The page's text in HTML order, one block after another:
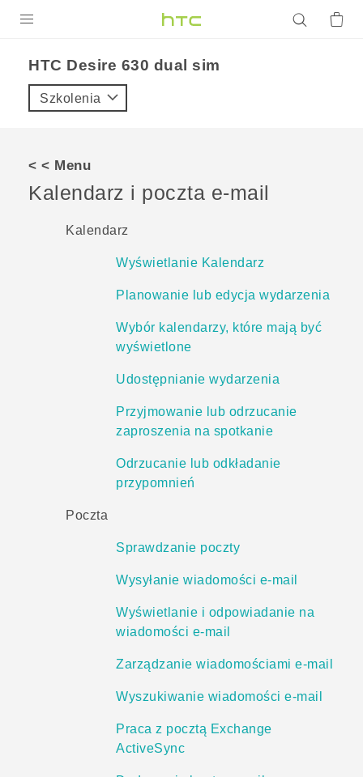
VIVE
POMOC TECHNICZNA
Urządzenia i akcesoria HTC
HTC Desire 630 dual sim‎
Szkolenia
< < Menu
Kalendarz i poczta e-mail
Kalendarz
Wyświetlanie Kalendarz
Planowanie lub edycja wydarzenia
Wybór kalendarzy, które mają być
wyświetlone
Udostępnianie wydarzenia
Przyjmowanie lub odrzucanie
zaproszenia na spotkanie
Odrzucanie lub odkładanie
przypomnień
Poczta
Sprawdzanie poczty
Wysyłanie wiadomości e-mail
Wyświetlanie i odpowiadanie na
wiadomości e-mail
Zarządzanie wiadomościami e-mail
Wyszukiwanie wiadomości e-mail
Praca z pocztą Exchange
ActiveSync